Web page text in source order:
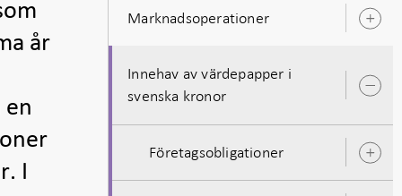
år
en
I
Marknadsoperationer
Innehav av värdepapper i
svenska kronor
Företagsobligationer